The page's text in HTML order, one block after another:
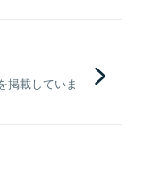
掲載していま